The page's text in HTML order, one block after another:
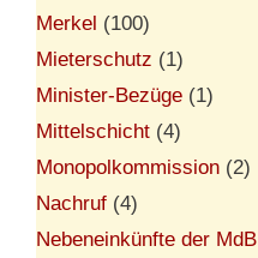
Merkel (100)
Mieterschutz (1)
Minister-Bezüge (1)
Mittelschicht (4)
Monopolkommission (2)
Nachruf (4)
Nebeneinkünfte der MdB